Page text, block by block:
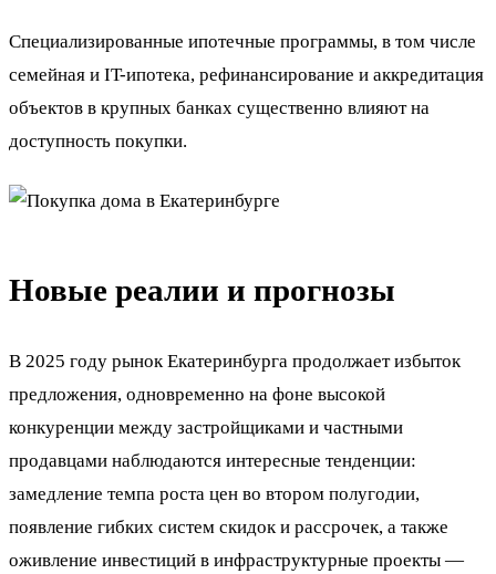
Специализированные ипотечные программы, в том числе
семейная и IT-ипотека, рефинансирование и аккредитация
объектов в крупных банках существенно влияют на
доступность покупки.
Новые реалии и прогнозы
В 2025 году рынок Екатеринбурга продолжает избыток
предложения, одновременно на фоне высокой
конкуренции между застройщиками и частными
продавцами наблюдаются интересные тенденции:
замедление темпа роста цен во втором полугодии,
появление гибких систем скидок и рассрочек, а также
оживление инвестиций в инфраструктурные проекты —